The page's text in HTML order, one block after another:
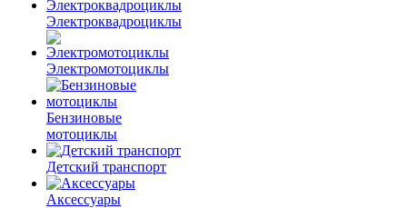
Электроквадроциклы
Электромотоциклы
Бензиновые
мотоциклы
Детский транспорт
Аксессуары